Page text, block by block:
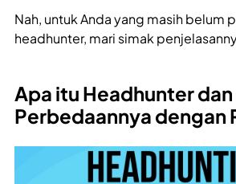
Nah, untuk Anda yang masih belum
headhunter, mari simak
Apa itu Headhunter dan
Perbedaannya dengan